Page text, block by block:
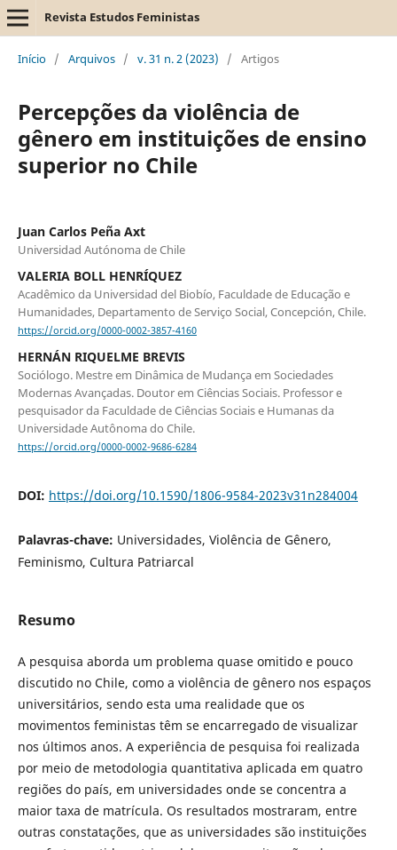
Revista Estudos Feministas
Início / Arquivos / v. 31 n. 2 (2023) / Artigos
Percepções da violência de
gênero em instituições de ensino
superior no Chile
Juan Carlos Peña Axt
Universidad Autónoma de Chile
VALERIA BOLL HENRÍQUEZ
Acadêmico da Universidad del Biobío, Faculdade de Educação e
Humanidades, Departamento de Serviço Social, Concepción, Chile.
https://orcid.org/0000-0002-3857-4160
HERNÁN RIQUELME BREVIS
Sociólogo. Mestre em Dinâmica de Mudança em Sociedades
Modernas Avançadas. Doutor em Ciências Sociais. Professor e
pesquisador da Faculdade de Ciências Sociais e Humanas da
Universidade Autônoma do Chile.
https://orcid.org/0000-0002-9686-6284
DOI: https://doi.org/10.1590/1806-9584-2023v31n284004
Palavras-chave: Universidades, Violência de Gênero,
Feminismo, Cultura Patriarcal
Resumo
A pesquisa aborda um problema quase omitido e pouco
discutido no Chile, como a violência de gênero nos espaços
universitários, sendo esta uma realidade que os
movimentos feministas têm se encarregado de visualizar
nos últimos anos. A experiência de pesquisa foi realizada
por meio de metodologia quantitativa aplicada em quatro
regiões do país, em universidades onde se concentra a
maior taxa de matrícula. Os resultados mostraram, entre
outras constatações, que as universidades são instituições